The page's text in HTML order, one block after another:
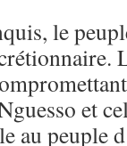
le
et
au peuple